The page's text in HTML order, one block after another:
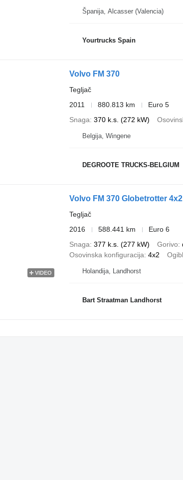
Španija, Alcasser (Valencia)
Yourtrucks Spain
Volvo FM 370
Tegljač
2011
880.813 km
Euro 5
Snaga 370 k.s. (272 kW)
Belgija, Wingene
DEGROOTE TRUCKS-BELGIUM
VIDEO
Volvo FM 370 Globetrotter
Tegljač
2016
588.441 km
Euro 6
Snaga 377 k.s. (277 kW) Gorivo
Osovinska konfiguracija 4x2
Holandija, Landhorst
Bart Straatman Landhorst